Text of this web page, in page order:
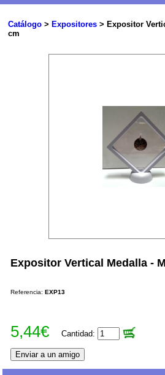
Catálogo> Expositores> Expositor
cm
Expositor Vertical Medalla -
Referencia:EXP13
5,44€ Cantidad: